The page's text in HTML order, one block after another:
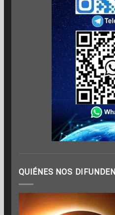
QUIÉNES NOS DIFUNDEN